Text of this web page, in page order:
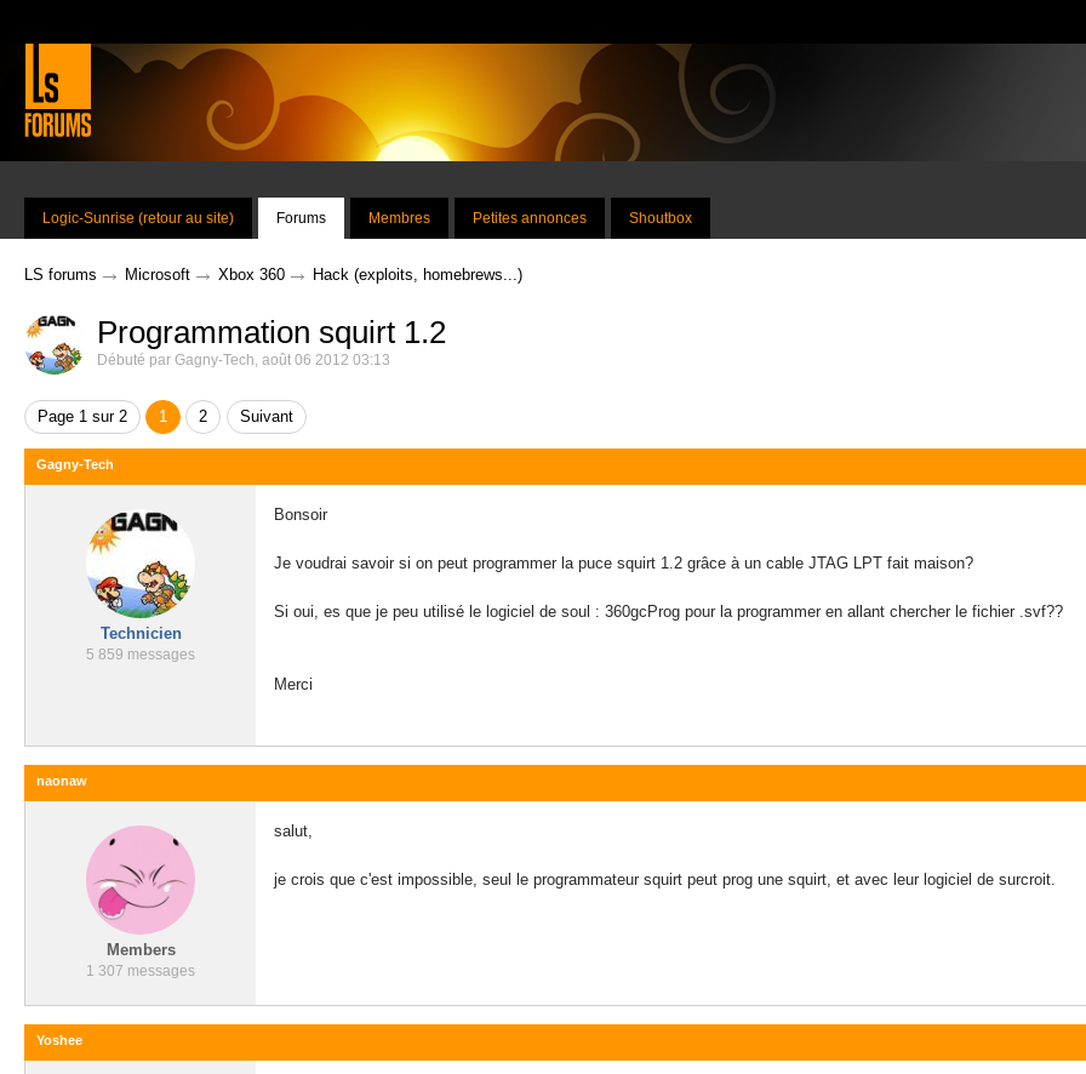
Logic-Sunrise (retour au site) Forums Membres Petites annonces Shoutbox
LS forums → Microsoft → Xbox 360 → Hack (exploits, homebrews...)
Programmation squirt 1.2
Débuté par Gagny-Tech, août 06 2012 03:13
Page 1 sur 2 1 2 Suivant
Gagny-Tech
Technicien
5 859 messages
Bonsoir
Je voudrai savoir si on peut programmer la puce squirt 1.2 grâce à un cable JTAG LPT fait maison?
Si oui, es que je peu utilisé le logiciel de soul : 360gcProg pour la programmer en allant chercher le fichier .svf??
Merci
naonaw
Members
1 307 messages
salut,
je crois que c'est impossible, seul le programmateur squirt peut prog une squirt, et avec leur logiciel de surcroit.
Yoshee